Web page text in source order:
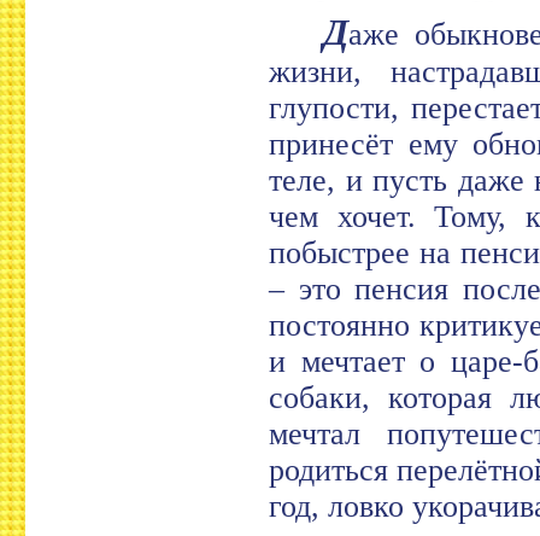
Даже
жизни,
глупости,
принесёт ему
теле, и пусть даже
чем хочет. Тому,
побыстрее на
– это пенсия
постоянно
и мечтает о царе-
собаки, которая
мечтал
родиться
год, ловко